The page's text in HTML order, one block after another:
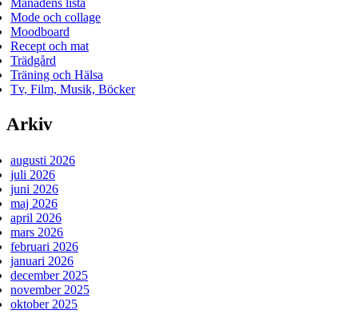
Mode och collage
Moodboard
Recept och mat
Trädgård
Träning och Hälsa
Tv, Film, Musik, Böcker
Arkiv
augusti 2026
juli 2026
juni 2026
maj 2026
april 2026
mars 2026
februari 2026
januari 2026
december 2025
november 2025
oktober 2025